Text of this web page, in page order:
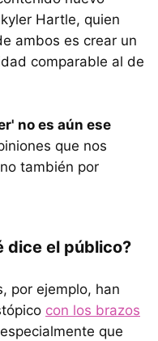
Hartle, quien
ambos es crear un
comparable al de
no es aún ese
que nos
también por
dice el público?
por ejemplo, han
con los brazos
que